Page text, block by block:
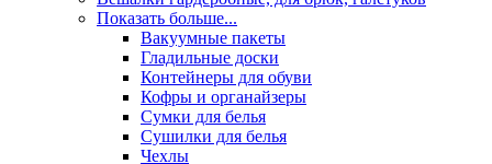
Показать больше...
Вакуумные пакеты
Гладильные доски
Контейнеры для обуви
Кофры и органайзеры
Сумки для белья
Сушилки для белья
Чехлы